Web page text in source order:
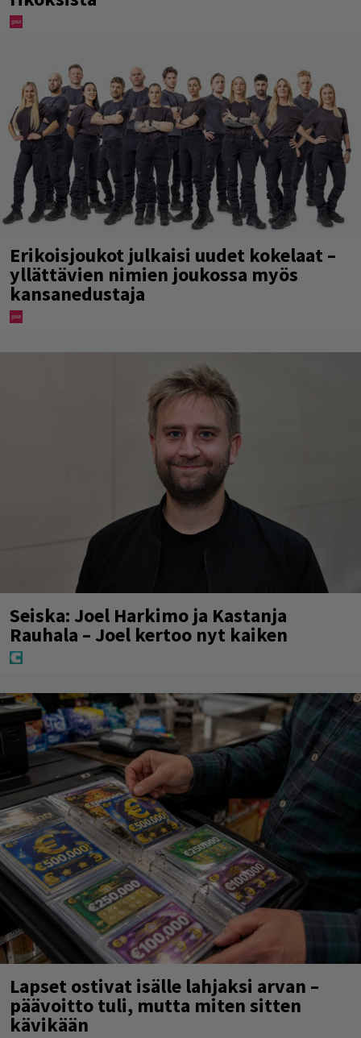
Erikoisjoukot julkaisi uudet kokelaat –
yllättävien nimien joukossa myös
kansanedustaja
Seiska: Joel Harkimo ja Kastanja
Rauhala – Joel kertoo nyt kaiken
Lapset ostivat isälle lahjaksi arvan –
päävoitto tuli, mutta miten sitten
kävikään